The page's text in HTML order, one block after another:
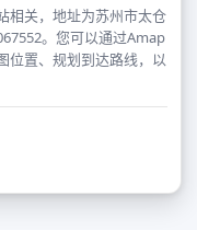
相关，地址为苏州市太仓
。您可以通过Amap
位置、规划到达路线，以